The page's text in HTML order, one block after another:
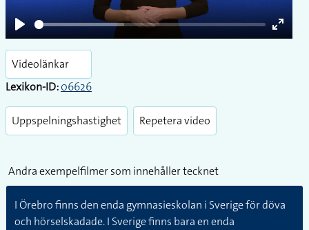
Play
Enter
Videolänkar
Lexikon-ID:06626
Uppspelningshastighet Repetera video
Andra exempelfilmer som innehåller tecknet
I Örebro finns den enda gymnasieskolan i Sverige för döva
och hörselskadade. I Sverige finns bara en enda